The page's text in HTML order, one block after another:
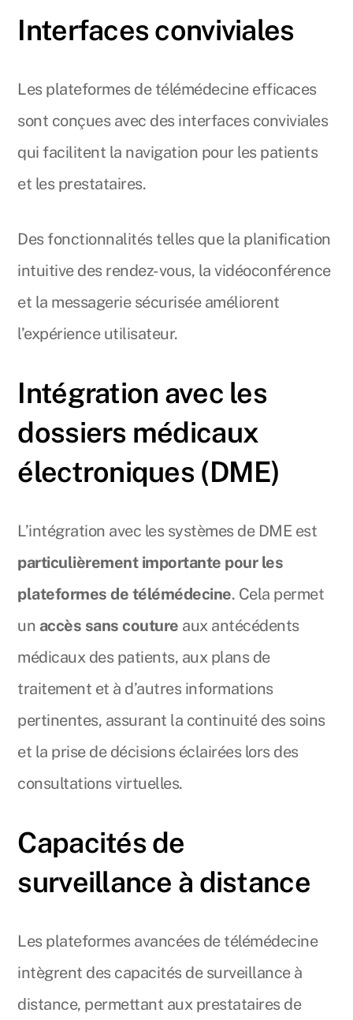
Interfaces conviviales
Les plateformes de télémédecine efficaces
sont conçues avec des interfaces conviviales
qui facilitent la navigation pour les patients
et les prestataires.
Des fonctionnalités telles que la planification
intuitive des rendez-vous, la vidéoconférence
et la messagerie sécurisée améliorent
l’expérience utilisateur.
Intégration avec les
dossiers médicaux
électroniques (DME)
L’intégration avec les systèmes de DME est
particulièrement importante pour les
plateformes de télémédecine. Cela permet
un accès sans couture aux antécédents
médicaux des patients, aux plans de
traitement et à d’autres informations
pertinentes, assurant la continuité des soins
et la prise de décisions éclairées lors des
consultations virtuelles.
Capacités de
surveillance à distance
Les plateformes avancées de télémédecine
intègrent des capacités de surveillance à
distance, permettant aux prestataires de